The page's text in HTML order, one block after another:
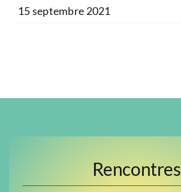
15 septembre 2021
Rencontres